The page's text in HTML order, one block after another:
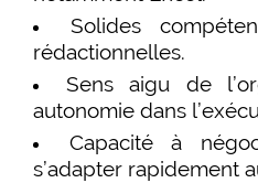
Solides
rédactionnelles.
Sens aigu de
autonomie dans
Capacité à
s’adapter rapidement